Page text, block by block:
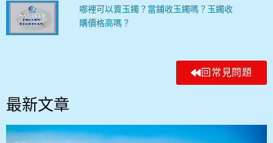
哪裡可以賣玉鐲？當鋪收玉鐲嗎？玉鐲收
購價格高嗎？
回常見問題
最新文章